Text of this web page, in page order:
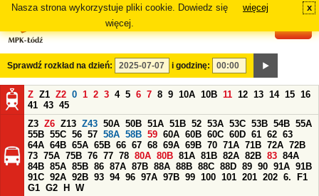
Nasza strona wykorzystuje pliki cookie. Dowiedz się
więcej.
więcej x
Sprawdź rozkład na dzień: i godzinę:
Z Z1 Z2 0 1 2 3 4 5 6 7 8 9 10A 10B 11 12 13 14 15 16
41 43 45
Z3 Z6 Z13 Z43 50A 50B 51A 51B 52 53A 53C 53B 54B 55A
55B 55C 56 57 58A 58B 59 60A 60B 60C 60D 61 62 63
64A 64B 65A 65B 66 67 68 69A 69B 70 71A 71B 72A 72B
73 75A 75B 76 77 78 80A 80B 81A 81B 82A 82B 83 84A
84B 85A 85B 86 87A 87B 88A 88B 88C 88D 89 90 91A 91B
91C 92A 92B 93 94 96 97A 97B 99 100 101 201 202 6.
F1
G1 G2 H
W